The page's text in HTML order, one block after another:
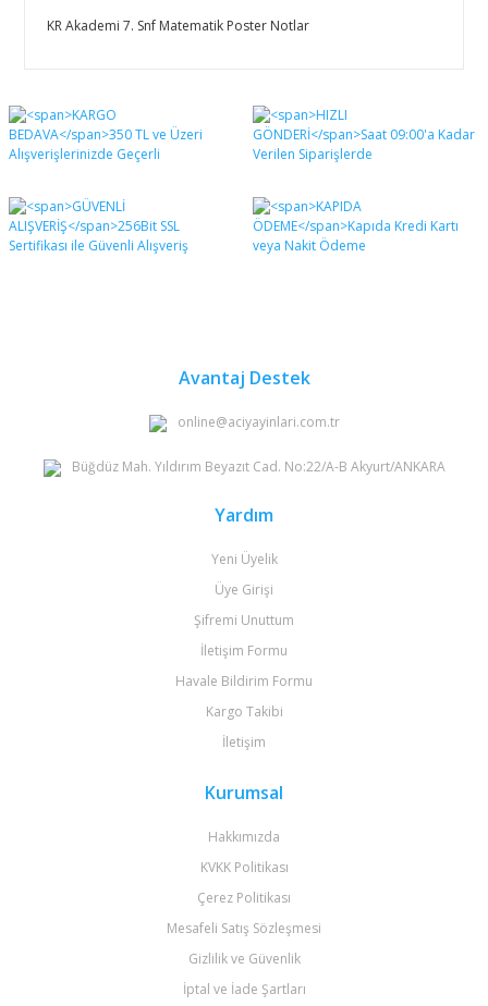
KR Akademi 7. Snf Matematik Poster Notlar
Bu ürüne ilk yorumu siz yapın!
Yorum Yaz
Bu ürünün fiyat bilgisi, resim, ürün açıklamalarında ve
diğer konularda yetersiz gördüğünüz noktaları öneri
formunu kullanarak tarafımıza iletebilirsiniz.
Görüş ve önerileriniz için teşekkür ederiz.
Ürün resmi kalitesiz, bozuk veya görüntülenemiyor.
Ürün açıklamasında eksik bilgiler bulunuyor.
Avantaj Destek
online@aciyayinlari.com.tr
Büğdüz Mah. Yıldırım Beyazıt Cad. No:22/A-B Akyurt/ANKARA
Yardım
Yeni Üyelik
Üye Girişi
Şifremi Unuttum
İletişim Formu
Havale Bildirim Formu
Kargo Takibi
İletişim
Kurumsal
Hakkımızda
KVKK Politikası
Çerez Politikası
Mesafeli Satış Sözleşmesi
Gizlilik ve Güvenlik
İptal ve İade Şartları